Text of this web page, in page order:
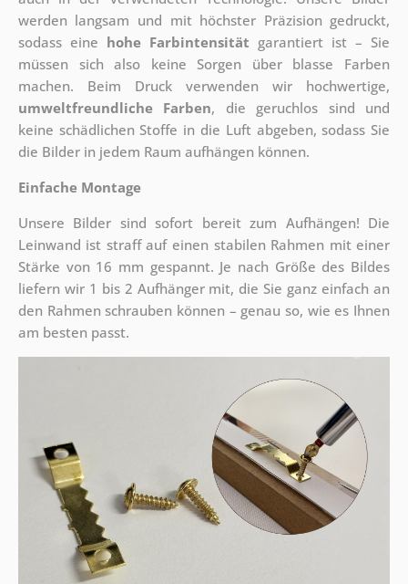
werden langsam und mit höchster Präzision gedruckt,
sodass eine hohe Farbintensität garantiert ist – Sie
müssen sich also keine Sorgen über blasse Farben
machen. Beim Druck verwenden wir hochwertige,
umweltfreundliche Farben, die geruchlos sind und
keine schädlichen Stoffe in die Luft abgeben, sodass Sie
die Bilder in jedem Raum aufhängen können.
Einfache Montage
Unsere Bilder sind sofort bereit zum Aufhängen! Die
Leinwand ist straff auf einen stabilen Rahmen mit einer
Stärke von 16 mm gespannt. Je nach Größe des Bildes
liefern wir 1 bis 2 Aufhänger mit, die Sie ganz einfach an
den Rahmen schrauben können – genau so, wie es Ihnen
am besten passt.